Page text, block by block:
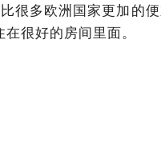
很多欧洲国家更加的
很好的房间里面。